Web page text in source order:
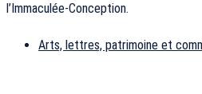
l’Immaculée-Conception.
Arts, lettres, patrimoine et